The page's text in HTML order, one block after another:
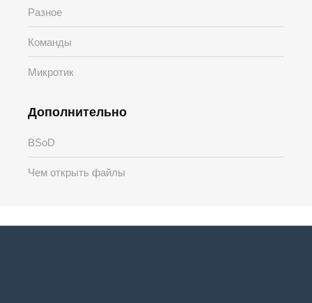
Разное
Команды
Микротик
Дополнительно
BSoD
Чем открыть файлы